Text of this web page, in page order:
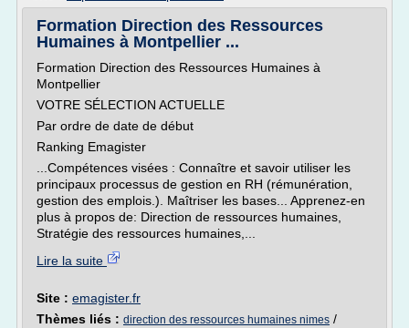
Formation Direction des Ressources
Humaines à Montpellier ...
Formation Direction des Ressources Humaines à
Montpellier
VOTRE SÉLECTION ACTUELLE
Par ordre de date de début
Ranking Emagister
...Compétences visées : Connaître et savoir utiliser les
principaux processus de gestion en RH (rémunération,
gestion des emplois.). Maîtriser les bases... Apprenez-en
plus à propos de: Direction de ressources humaines,
Stratégie des ressources humaines,...
Lire la suite
Site : emagister.fr
Thèmes liés : direction des ressources humaines nimes /